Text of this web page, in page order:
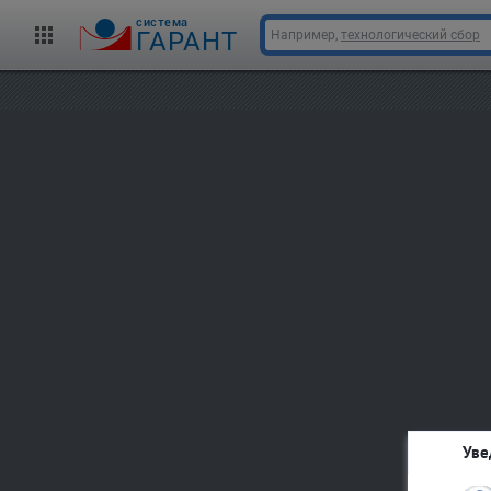
cистема
ГАРАНТ Например, технологический сбор